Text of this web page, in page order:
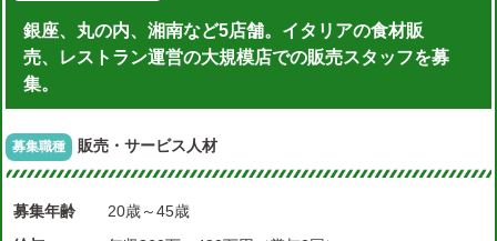
銀座、丸の内、湘南など5店舗。イタリアの食材販
売、レストラン運営の大規模店での販売スタッフを募
集。
募集職種 販売・サービス人材
募集年齢
20歳～45歳